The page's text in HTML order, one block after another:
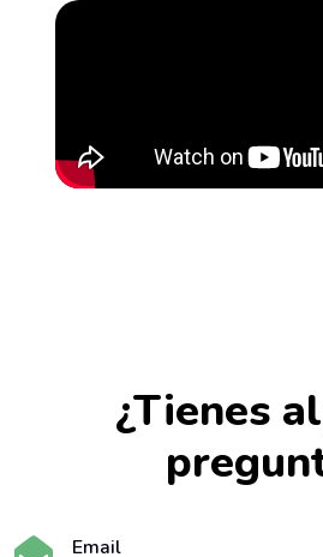
¿Tienes
Email